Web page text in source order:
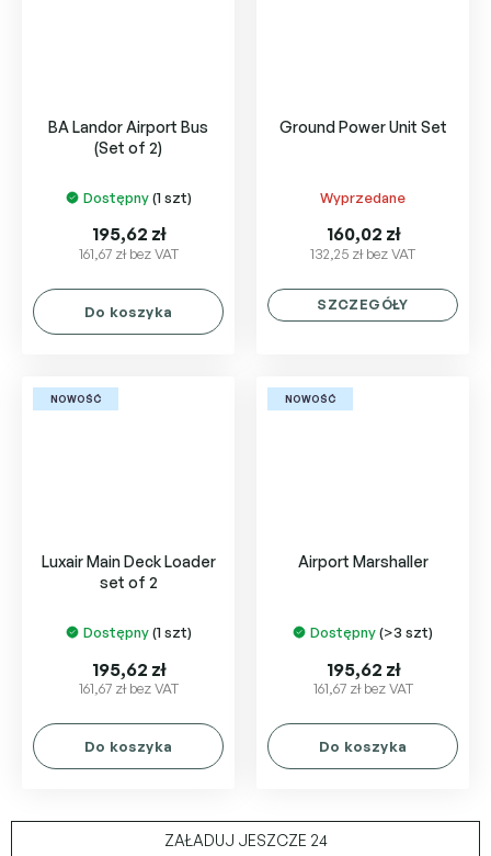
BA Landor Airport Bus
(Set of 2)
Dostępny(1 szt)
161,67 zł bez VAT
195,62 zł
Do koszyka
Ground Power Unit Set
Wyprzedane
132,25 zł bez VAT
160,02 zł
SZCZEGÓŁY
NOWOŚĆ
Luxair Main Deck Loader
set of 2
Dostępny(1 szt)
161,67 zł bez VAT
195,62 zł
Do koszyka
NOWOŚĆ
Airport Marshaller
Dostępny(>3 szt)
161,67 zł bez VAT
195,62 zł
Do koszyka
ZAŁADUJ JESZCZE 24